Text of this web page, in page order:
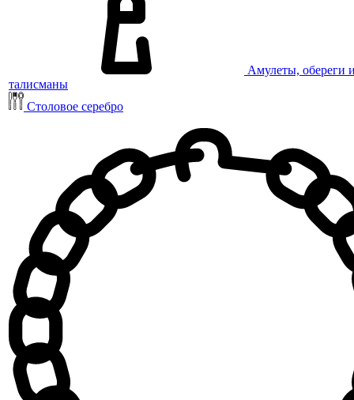
Амулеты, обереги
талисманы
Столовое серебро